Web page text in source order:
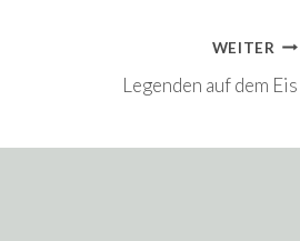
WEITER
Legenden auf dem Eis